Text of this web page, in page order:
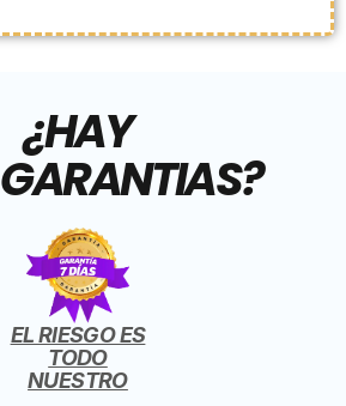
¿HAY
GARANTIAS?
EL RIESGO ES
TODO
NUESTRO